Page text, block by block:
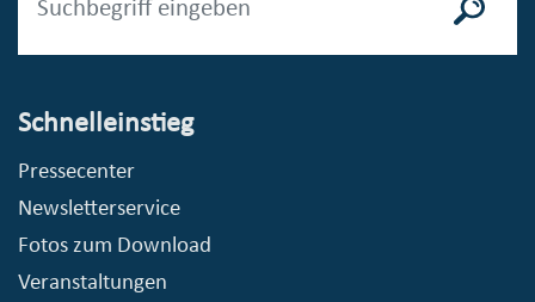
Schnelleinstieg
Pressecenter
Newsletterservice
Fotos zum Download
Veranstaltungen